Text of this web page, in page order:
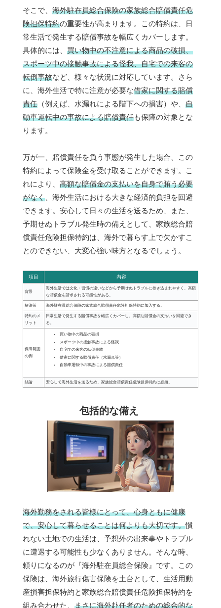
そこで、 海外駐在員総合保険の家族総合賠償責任危
険担保特約の重要性が高まります。この特約は、日
常生活で発生する賠償事故を幅広くカバーします。
具体的には、 買い物中の不注意による商品の破損、
スポーツ中の接触事故による怪我、自宅での来客の
転倒事故など、様々な状況に対応しています。さら
に、海外生活で特に注意が必要な借家に関する賠償
責任 （例えば、水漏れによる階下への損害）や、 自
動車運転中の事故による賠償責任も保障の対象とな
ります。
万が一、賠償責任を負う事態が発生した場合、この
特約によって保険金を受け取ることができます。こ
れにより、 高額な賠償金の支払いを自身で賄う必要
がなく 、海外生活における大きな経済的負担を回避
できます。安心して日々の生活を送るため、また、
予期せぬトラブル発生時の備えとして、家族総合賠
償責任危険担保特約は、海外で暮らす上で欠かすこ
とのできない、大変心強い味方となるでしょう。
項目 内容
背景
海外生活では文化・習慣の違いなどから予期せぬトラブルに巻き込まれやすく、高額
な賠償金を請求される可能性がある。
解決策 海外駐在員総合保険の家族総合賠償責任危険担保特約に加入する。
特約のメ
リット
日常生活で発生する賠償事故を幅広くカバーし、高額な賠償金の支払いを回避でき
る。
保障範囲
の例
買い物中の商品の破損
スポーツ中の接触事故による怪我
自宅での来客の転倒事故
借家に関する賠償責任（水漏れ等）
自動車運転中の事故による賠償責任
結論 安心して海外生活を送るため、家族総合賠償責任危険担保特約は必須。
包括的な備え
海外勤務をされる皆様にとって、心身ともに健康
で、安心して暮らせることは何よりも大切です。慣
れない土地での生活は、予想外の出来事やトラブル
に遭遇する可能性も少なくありません。そんな時、
頼りになるのが『海外駐在員総合保険』です。この
保険は、海外旅行傷害保険を土台として、生活用動
産損害担保特約と家族総合賠償責任危険担保特約を
組み合わせた、 まさに海外赴任者のための総合的な